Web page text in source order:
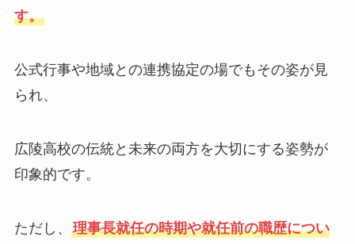
す。
公式行事や地域との連携協定の場でもその姿が見
られ、
広陵高校の伝統と未来の両方を大切にする姿勢が
印象的です。
ただし、 理事長就任の時期や就任前の職歴につい